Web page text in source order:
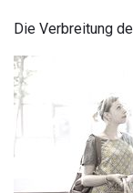
Die Verbreitung